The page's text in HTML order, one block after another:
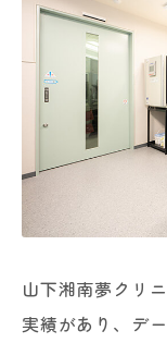
山下湘南夢クリ
実績があり、デ